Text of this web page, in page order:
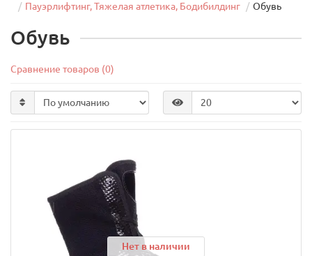
Пауэрлифтинг, Тяжелая атлетика, Бодибилдинг
Обувь
Обувь
Сравнение товаров (0)
Нет в наличии